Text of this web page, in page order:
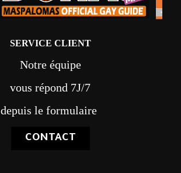
SERVICE CLIENT
Notre équipe
vous répond 7J/7
depuis le formulaire
CONTACT